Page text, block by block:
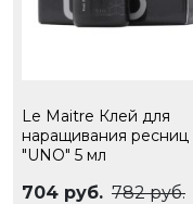
Le Maitre Клей для
наращивания ресниц
"UNO" 5 мл
704 руб. 782 руб.